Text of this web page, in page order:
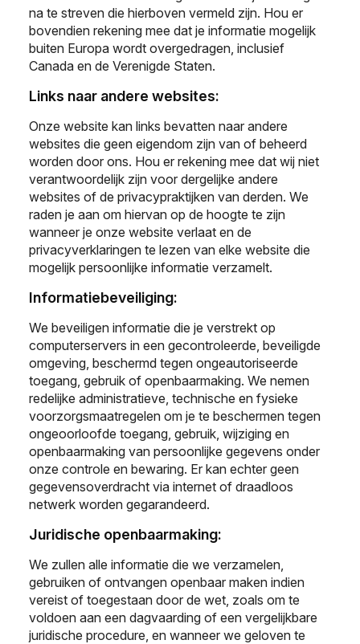
na te streven die hierboven vermeld zijn. Hou er
bovendien rekening mee dat je informatie mogelijk
buiten Europa wordt overgedragen, inclusief
Canada en de Verenigde Staten.
Links naar andere websites:
Onze website kan links bevatten naar andere
websites die geen eigendom zijn van of beheerd
worden door ons. Hou er rekening mee dat wij niet
verantwoordelijk zijn voor dergelijke andere
websites of de privacypraktijken van derden. We
raden je aan om hiervan op de hoogte te zijn
wanneer je onze website verlaat en de
privacyverklaringen te lezen van elke website die
mogelijk persoonlijke informatie verzamelt.
Informatiebeveiliging:
We beveiligen informatie die je verstrekt op
computerservers in een gecontroleerde, beveiligde
omgeving, beschermd tegen ongeautoriseerde
toegang, gebruik of openbaarmaking. We nemen
redelijke administratieve, technische en fysieke
voorzorgsmaatregelen om je te beschermen tegen
ongeoorloofde toegang, gebruik, wijziging en
openbaarmaking van persoonlijke gegevens onder
onze controle en bewaring. Er kan echter geen
gegevensoverdracht via internet of draadloos
netwerk worden gegarandeerd.
Juridische openbaarmaking:
We zullen alle informatie die we verzamelen,
gebruiken of ontvangen openbaar maken indien
vereist of toegestaan ​​door de wet, zoals om te
voldoen aan een dagvaarding of een vergelijkbare
juridische procedure, en wanneer we geloven te